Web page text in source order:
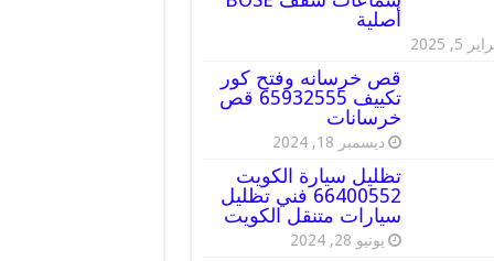
أصلية
5, 2025
قص خرسانه وفتح كور
تكييف 65932555 قص
خرسانات
ديسمبر 18, 2024
تظليل سيارة الكويت
66400552 فني تظليل
سيارات متنقل الكويت
يونيو 28, 2024